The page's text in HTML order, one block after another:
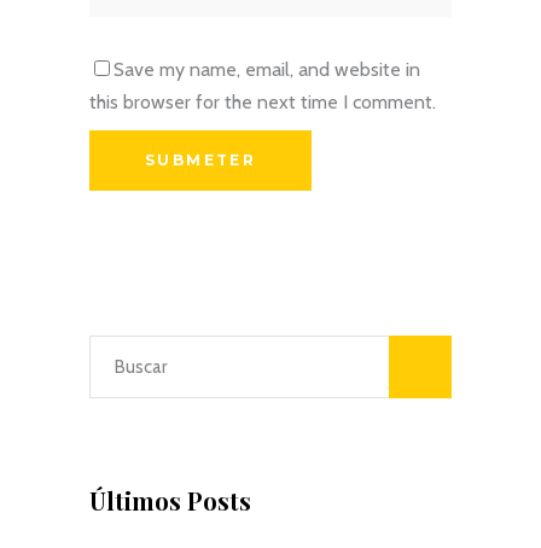
Save my name, email, and website in
this browser for the next time I comment.
Últimos Posts